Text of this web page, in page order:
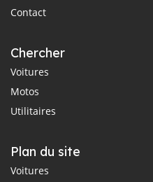
Contact
Chercher
Voitures
Motos
Utilitaires
Plan du site
Voitures